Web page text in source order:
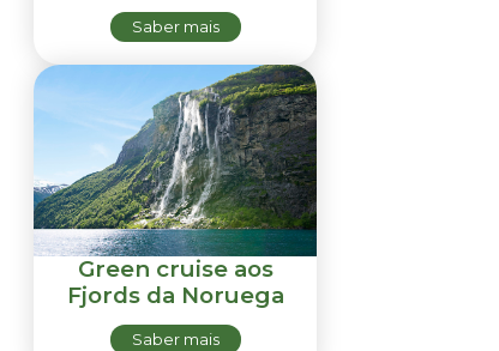
Saber mais
Green cruise aos
Fjords da Noruega
Saber mais